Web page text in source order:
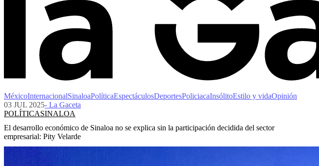
MéxicoInternacionalSinaloaPolíticaEspectáculosDeportesPoliciacaInsólitoEstilo y vidaOpinión
03 JUL 2025- La Gaceta
POLÍTICASINALOA
El desarrollo económico de Sinaloa no se explica sin la participación decidida del sector
empresarial: Pity Velarde